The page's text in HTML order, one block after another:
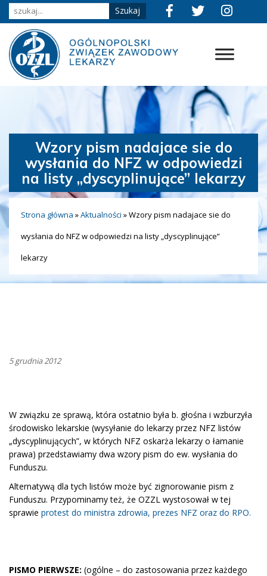
Wzory pism nadajace sie do
wysłania do NFZ w odpowiedzi
na listy „dyscyplinujące” lekarzy
Strona główna »Aktualności »Wzory pism nadajace sie do
wysłania do NFZ w odpowiedzi na listy „dyscyplinujące”
lekarzy
5 grudnia 2012
W związku ze sprawą, która ostatnio była b. głośna i wzburzyła
środowisko lekarskie (wysyłanie do lekarzy przez NFZ listów
„dyscyplinujących”, w których NFZ oskarża lekarzy o łamanie
prawa) przedstawiamy dwa wzory pism do ew. wysłania do
Funduszu.
Alternatywą dla tych listów może być zignorowanie pism z
Funduszu. Przypominamy też, że OZZL wystosował w tej
sprawie protest do ministra zdrowia, prezes NFZ oraz do RPO.
PISMO PIERWSZE: (ogólne – do zastosowania przez każdego